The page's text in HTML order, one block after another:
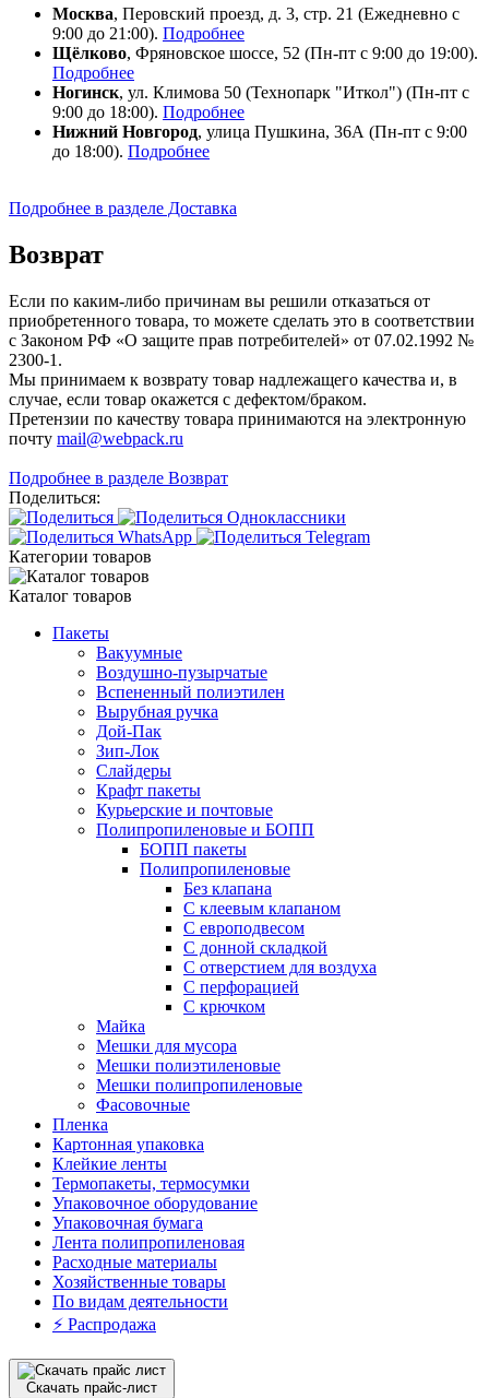
Москва, Перовский проезд, д. 3, стр. 21 (Ежедневно с
9:00 до 21:00). Подробнее
Щёлково, Фряновское шоссе, 52 (Пн-пт с 9:00 до 19:00).
Подробнее
Ногинск, ул. Климова 50 (​Технопарк "Иткол") (Пн-пт с
9:00 до 18:00). Подробнее
Нижний Новгород, улица Пушкина, 36А (Пн-пт с 9:00
до 18:00). Подробнее
Подробнее в разделе Доставка
Возврат
Если по каким-либо причинам вы решили отказаться от
приобретенного товара, то можете сделать это в соответствии
с Законом РФ «О защите прав потребителей» от 07.02.1992 №
2300-1.
Мы принимаем к возврату товар надлежащего качества и, в
случае, если товар окажется с дефектом/браком.
Претензии по качеству товара принимаются на электронную
почту mail@webpack.ru
Подробнее в разделе Возврат
Поделиться:
Категории товаров
Каталог товаров
Пакеты
Вакуумные
Воздушно-пузырчатые
Вспененный полиэтилен
Вырубная ручка
Дой-Пак
Зип-Лок
Слайдеры
Крафт пакеты
Курьерские и почтовые
Полипропиленовые и БОПП
БОПП пакеты
Полипропиленовые
Без клапана
C клеевым клапаном
С европодвесом
С донной складкой
С отверстием для воздуха
С перфорацией
С крючком
Майка
Мешки для мусора
Мешки полиэтиленовые
Мешки полипропиленовые
Фасовочные
Пленка
Картонная упаковка
Клейкие ленты
Термопакеты, термосумки
Упаковочное оборудование
Упаковочная бумага
Лента полипропиленовая
Расходные материалы
Хозяйственные товары
По видам деятельности
⚡️ Распродажа
Скачать прайс-лист